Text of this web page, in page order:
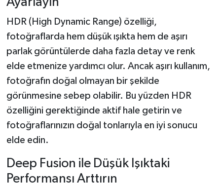
HDR (High Dynamic Range) özelliği,
fotoğraflarda hem düşük ışıkta hem de aşırı
parlak görüntülerde daha fazla detay ve renk
elde etmenize yardımcı olur. Ancak aşırı kullanım,
fotoğrafın doğal olmayan bir şekilde
görünmesine sebep olabilir. Bu yüzden HDR
özelliğini gerektiğinde aktif hale getirin ve
fotoğraflarınızın doğal tonlarıyla en iyi sonucu
elde edin.
Deep Fusion ile Düşük Işıktaki
Performansı Arttırın